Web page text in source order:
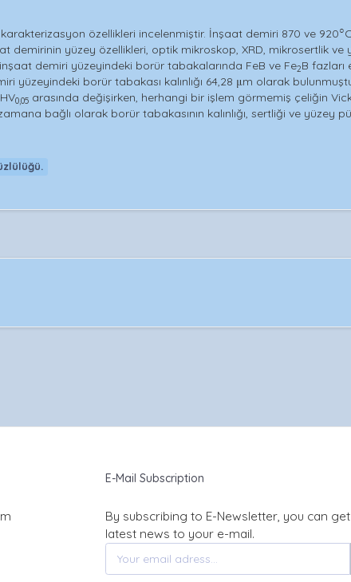
özellikleri incelenmiştir. İnşaat demiri 870 ve 920○
demirinin yüzey özellikleri, optik mikroskop, XRD, mikrosertlik
demiri yüzeyindeki borür tabakalarında FeB ve Fe2B fazları
yüzeyindeki borür tabakası kalınlığı 64,28 μm olarak
0,05 arasında değişirken, herhangi bir işlem görmemiş çeliğin
bağlı olarak borür tabakasının kalınlığı, sertliği ve yüzey
E-Mail Subscription
By subscribing to E-Newsletter, you can
latest news to your e-mail.